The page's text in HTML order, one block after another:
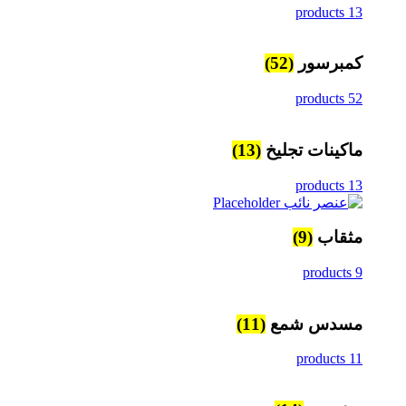
13 products
كمبرسور (52)
52 products
ماكينات تجليخ (13)
13 products
مثقاب (9)
9 products
مسدس شمع (11)
11 products